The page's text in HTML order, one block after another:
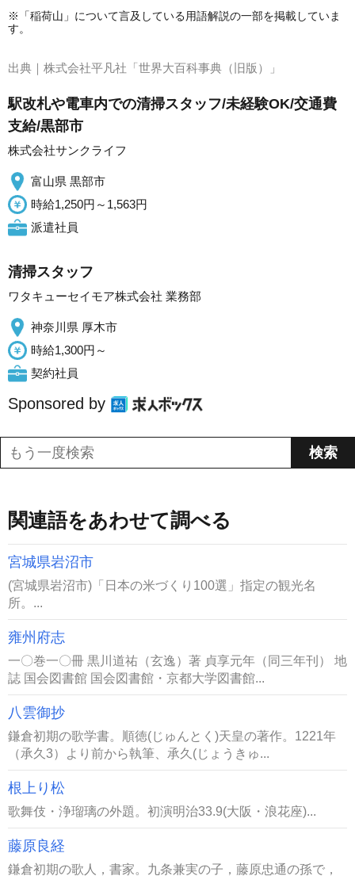
※「稲荷山」について言及している用語解説の一部を掲載していま
す。
出典｜ 株式会社平凡社「世界大百科事典（旧版）」
駅改札や電車内での清掃スタッフ/未経験OK/交通費
支給/黒部市
株式会社サンクライフ
富山県 黒部市
時給1,250円～1,563円
派遣社員
清掃スタッフ
ワタキューセイモア株式会社 業務部
神奈川県 厚木市
時給1,300円～
契約社員
Sponsored by
関連語をあわせて調べる
宮城県岩沼市
(宮城県岩沼市)「日本の米づくり100選」指定の観光名
所。...
雍州府志
一〇巻一〇冊 黒川道祐（玄逸）著 貞享元年（同三年刊） 地
誌 国会図書館 国会図書館・京都大学図書館...
八雲御抄
鎌倉初期の歌学書。順徳(じゅんとく)天皇の著作。1221年
（承久3）より前から執筆、承久(じょうきゅ...
根上り松
歌舞伎・浄瑠璃の外題。初演明治33.9(大阪・浪花座)...
藤原良経
鎌倉初期の歌人，書家。九条兼実の子，藤原忠通の孫で，